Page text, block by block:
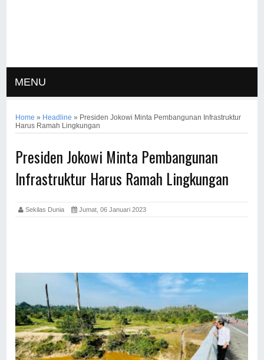
MENU
Home » Headline » Presiden Jokowi Minta Pembangunan Infrastruktur
Harus Ramah Lingkungan
Presiden Jokowi Minta Pembangunan
Infrastruktur Harus Ramah Lingkungan
Sekilas Dunia Jumat, 06 Januari 2023